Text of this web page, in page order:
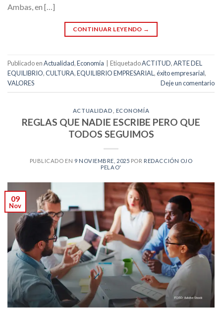
Ambas, en […]
CONTINUAR LEYENDO →
Publicado enActualidad,Economía EtiquetadoACTITUD,ARTE DEL
EQUILIBRIO,CULTURA,EQUILIBRIO EMPRESARIAL,éxito empresarial,
VALORES
Deje un comentario
ACTUALIDAD ECONOMÍA
REGLAS QUE NADIE ESCRIBE PERO QUE
TODOS SEGUIMOS
PUBLICADO EN 9 NOVIEMBRE, 2025 POR REDACCIÓN OJO
PELAO'
09
Nov